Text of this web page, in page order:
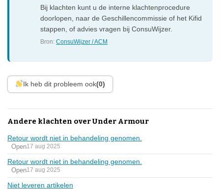
Bij klachten kunt u de interne klachtenprocedure
doorlopen, naar de Geschillencommissie of het Kifid
stappen, of advies vragen bij ConsuWijzer.
Bron:ConsuWijzer / ACM
Ik heb dit probleem ook(0)
Andere klachten over Under Armour
Retour wordt niet in behandeling genomen.
Open17 aug 2025
Retour wordt niet in behandeling genomen.
Open17 aug 2025
Niet leveren artikelen